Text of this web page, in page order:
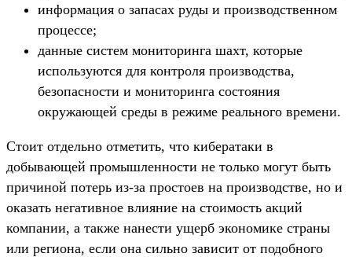
информация о запасах руды и производственном
процессе;
данные систем мониторинга шахт, которые
используются для контроля производства,
безопасности и мониторинга состояния
окружающей среды в режиме реального времени.
Стоит отдельно отметить, что кибератаки в
добывающей промышленности не только могут быть
причиной потерь из-за простоев на производстве, но и
оказать негативное влияние на стоимость акций
компании, а также нанести ущерб экономике страны
или региона, если она сильно зависит от подобного